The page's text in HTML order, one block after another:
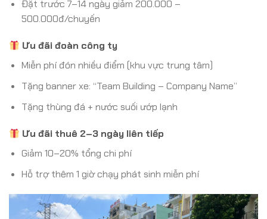
Đặt trước 7–14 ngày giảm 200.000 –
500.000đ/chuyến
Ưu đãi đoàn công ty
Miễn phí đón nhiều điểm (khu vực trung tâm)
Tặng banner xe: “Team Building – Company Name”
Tặng thùng đá + nước suối ướp lạnh
Ưu đãi thuê 2–3 ngày liên tiếp
Giảm 10–20% tổng chi phí
Hỗ trợ thêm 1 giờ chạy phát sinh miễn phí